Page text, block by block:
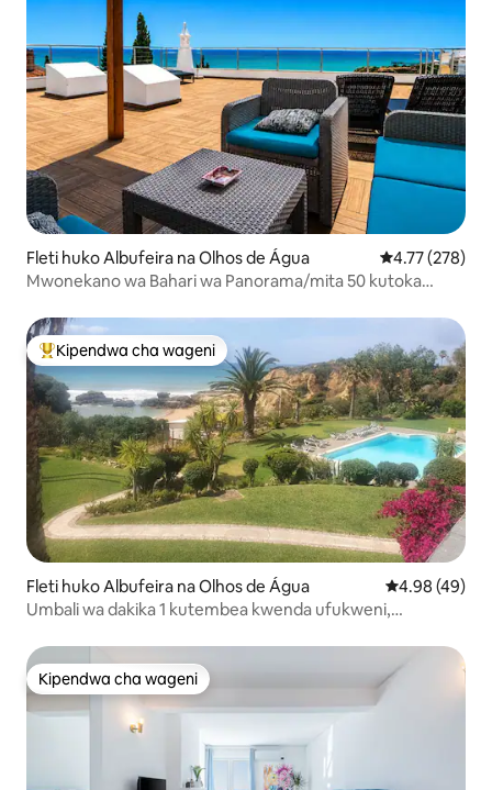
Fleti huko Albufeira na Olhos de Água Ukadiriaji wa
4.77 (278)
Mwonekano wa Bahari wa Panorama/mita 50 kutoka
Kipendwa maarufu cha wageni
Kipendwa cha wageni
Fleti huko Albufeira na Olhos de Água Ukadiriaji wa
4.98 (49)
Umbali wa dakika 1 kutembea kwenda ufukweni,
Kipendwa cha wageni
Kipendwa cha wageni